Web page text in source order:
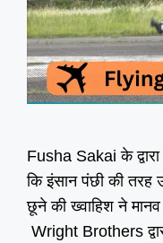
Fusha Sakai के द्वारा
कि इंसान पंछी की
छूने की ख्वाहिश ने
Wright Brothers